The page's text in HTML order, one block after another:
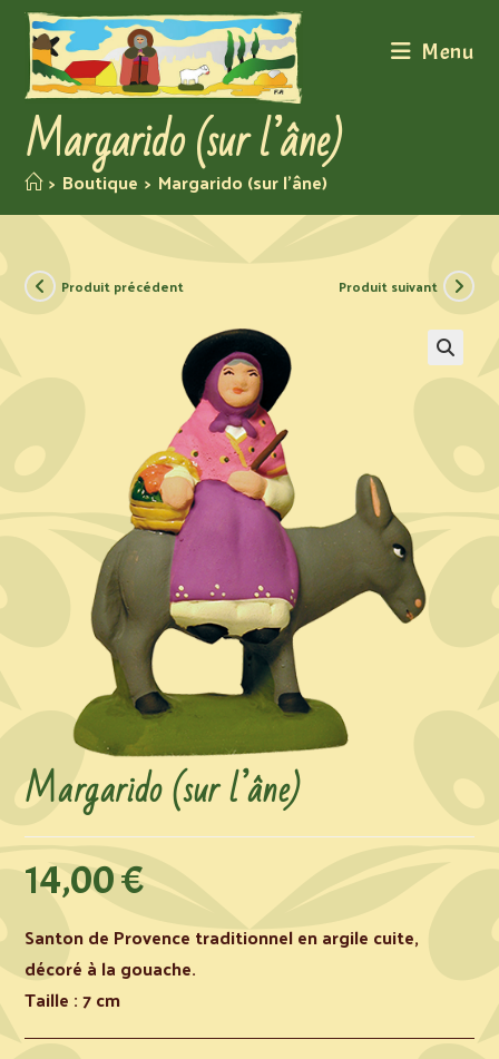
Menu
Margarido (sur l’âne)
> Boutique > Margarido (sur l’âne)
Produit précédent Produit suivant
Margarido (sur l’âne)
14,00€
Santon de Provence traditionnel en argile cuite,
décoré à la gouache.
Taille : 7 cm